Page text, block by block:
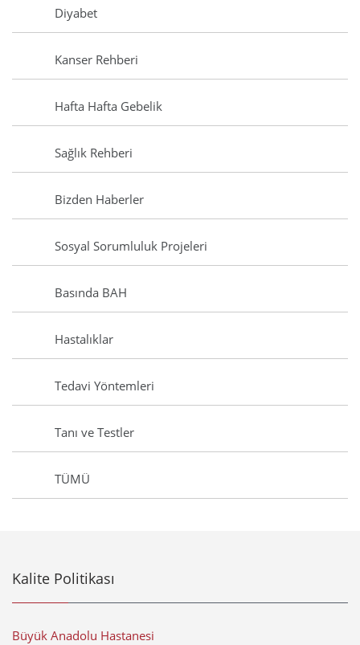
Diyabet
Kanser Rehberi
Hafta Hafta Gebelik
Sağlık Rehberi
Bizden Haberler
Sosyal Sorumluluk Projeleri
Basında BAH
Hastalıklar
Tedavi Yöntemleri
Tanı ve Testler
TÜMÜ
Kalite Politikası
Büyük Anadolu Hastanesi